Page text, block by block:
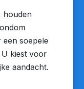
houden
soepele
U kiest voor
aandacht.